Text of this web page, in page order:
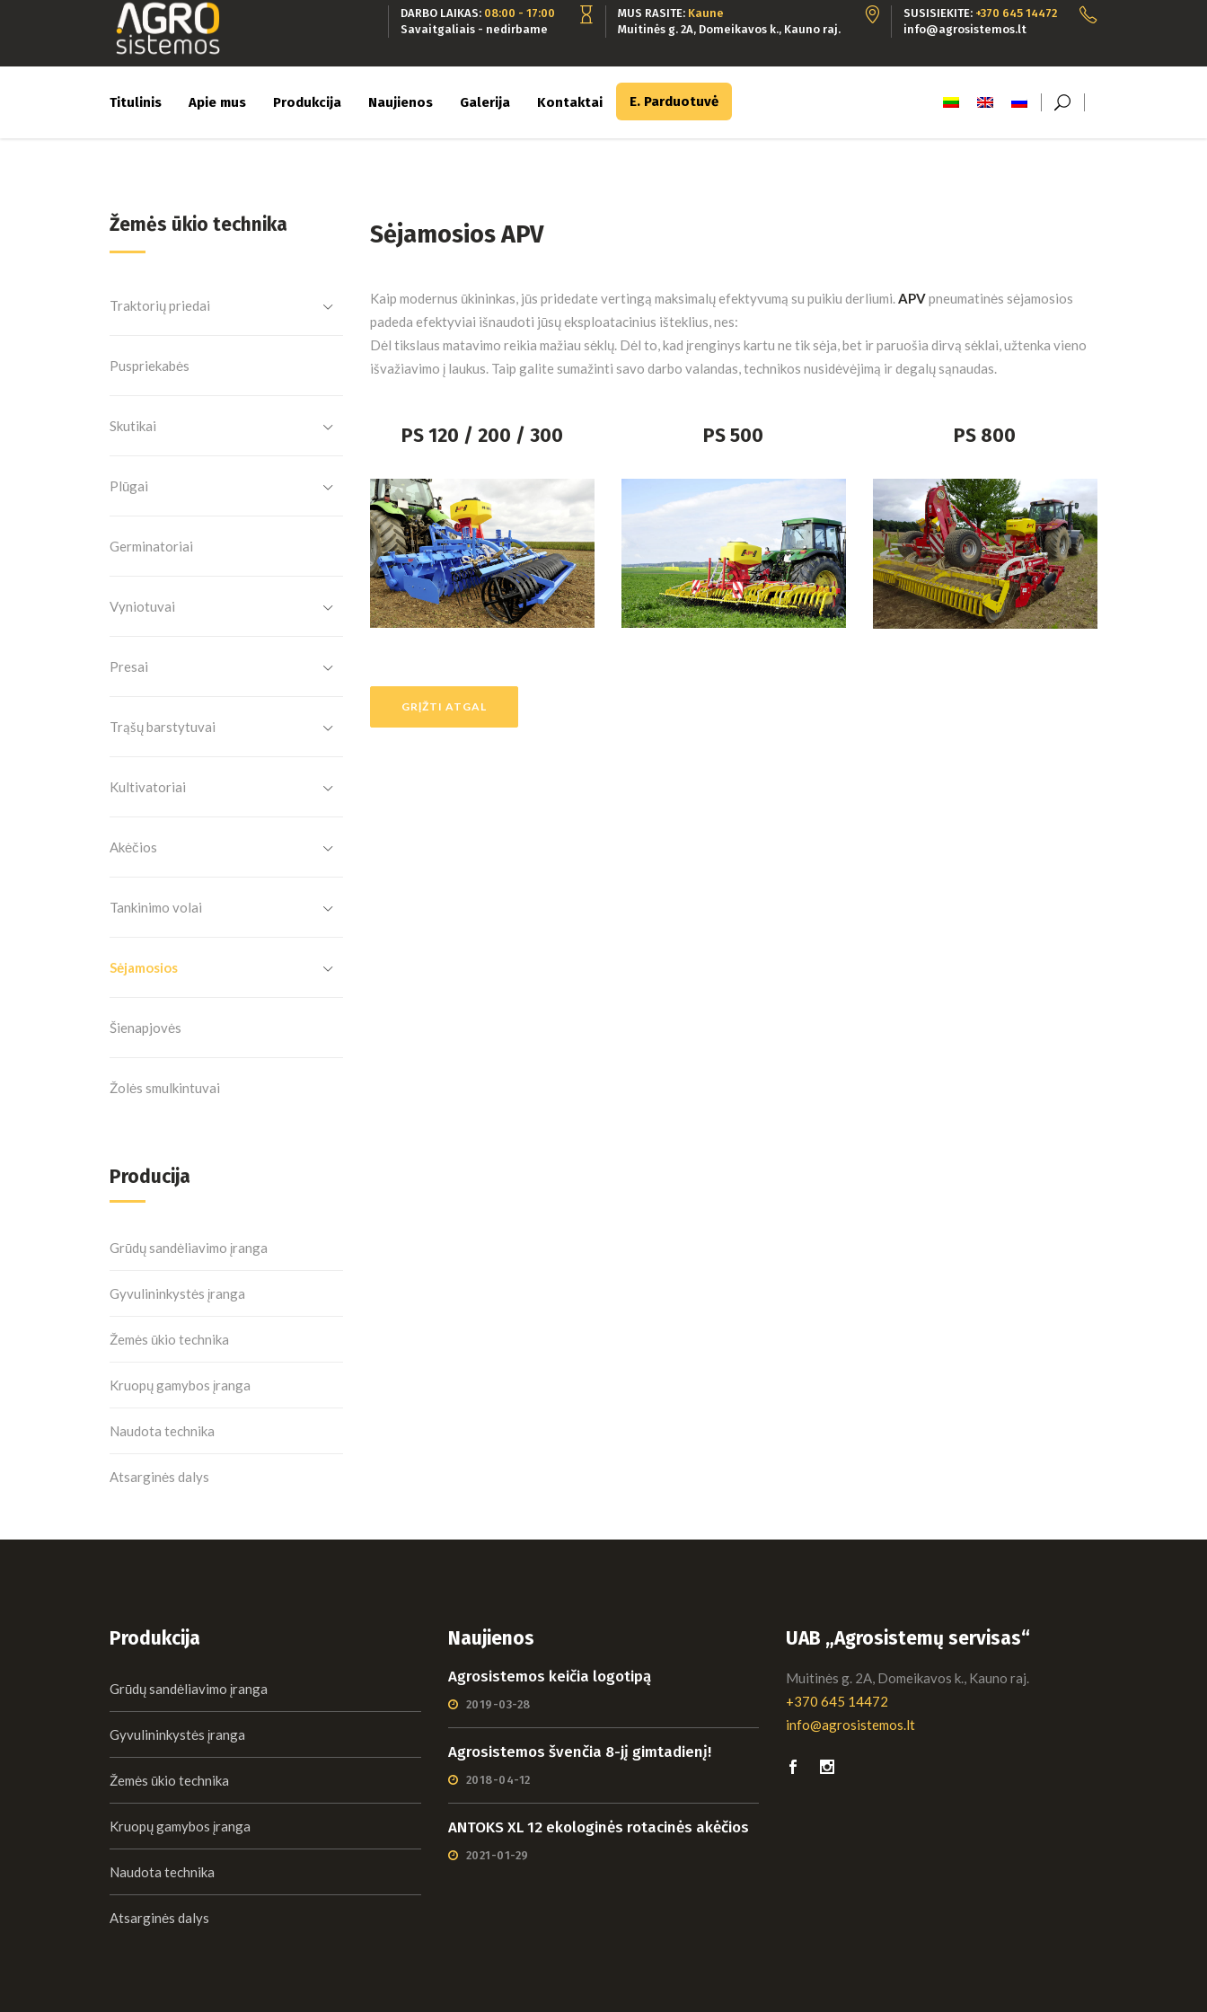
DARBO LAIKAS: 08:00 - 17:00
Savaitgaliais - nedirbame
MUS RASITE: Kaune
Muitinės g. 2A, Domeikavos k., Kauno raj.
SUSISIEKITE: +370 645 14472
info@agrosistemos.lt
Titulinis Apie mus Produkcija Naujienos Galerija Kontaktai E. Parduotuvė
Žemės ūkio technika
Traktorių priedai
Puspriekabės
Skutikai
Plūgai
Germinatoriai
Vyniotuvai
Presai
Trąšų barstytuvai
Kultivatoriai
Akėčios
Tankinimo volai
Sėjamosios
Šienapjovės
Žolės smulkintuvai
Producija
Grūdų sandėliavimo įranga
Gyvulininkystės įranga
Žemės ūkio technika
Kruopų gamybos įranga
Naudota technika
Atsarginės dalys
Sėjamosios APV
Kaip modernus ūkininkas, jūs pridedate vertingą maksimalų efektyvumą su puikiu derliumi.APVpneumatinės sėjamosios
padeda efektyviai išnaudoti jūsų eksploatacinius išteklius, nes:
Dėl tikslaus matavimo reikia mažiau sėklų. Dėl to, kad įrenginys kartu ne tik sėja, bet ir paruošia dirvą sėklai, užtenka vieno
išvažiavimo į laukus. Taip galite sumažinti savo darbo valandas, technikos nusidėvėjimą ir degalų sąnaudas.
PS 120 / 200 / 300 PS 500 PS 800
GRĮŽTI ATGAL
Produkcija
Grūdų sandėliavimo įranga
Gyvulininkystės įranga
Žemės ūkio technika
Kruopų gamybos įranga
Naudota technika
Atsarginės dalys
Naujienos
Agrosistemos keičia logotipą
2019-03-28
Agrosistemos švenčia 8-jį gimtadienį!
2018-04-12
ANTOKS XL 12 ekologinės rotacinės akėčios
2021-01-29
UAB „Agrosistemų servisas“
Muitinės g. 2A, Domeikavos k., Kauno raj.
+370 645 14472
info@agrosistemos.lt